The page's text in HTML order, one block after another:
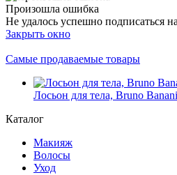
Произошла ошибка
Не удалось успешно подписаться
Закрыть окно
Самые продаваемые товары
Лосьон для тела, Bruno Banani
Каталог
Макияж
Волосы
Уход